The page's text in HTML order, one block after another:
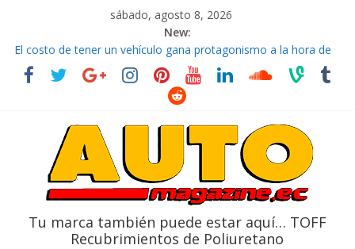
sábado, agosto 8, 2026
New:
El costo de tener un vehículo gana protagonismo a la hora de
decidir
Ultima película ‘Spider‑Man: Brand New Day’ pone en escena a
La Vuelta al Ecuador 2026, edición 47ª, recorre 7 provincias en 8
La FEDAK recibe 12 Sinotruk Bolden para cubrir las rutas de La
Tu marca también puede estar aquí… TOFF
Recubrimientos de Poliuretano